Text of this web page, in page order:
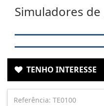
Simuladores de
TENHO INTERESSE